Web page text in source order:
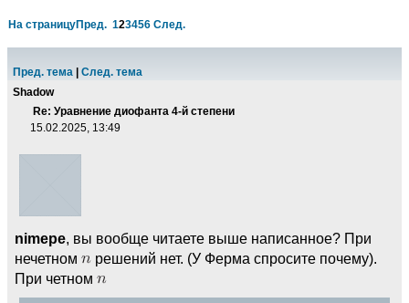
На страницуПред. 123456 След.
Пред. тема
След. тема
Shadow
Re: Уравнение диофанта 4-й степени
15.02.2025, 13:49
nimepe, вы вообще читаете выше написанное? При
нечетном
решений нет. (У Ферма спросите почему).
При четном